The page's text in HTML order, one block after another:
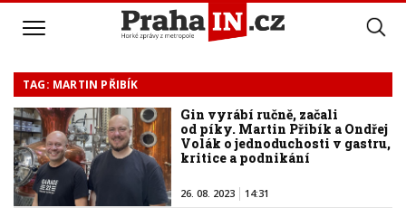
TAG: MARTIN PŘIBÍK
Gin vyrábí ručně, začali
od píky. Martin Přibík a Ondřej
Volák o jednoduchosti v gastru,
kritice a podnikání
26. 08. 2023 14:31